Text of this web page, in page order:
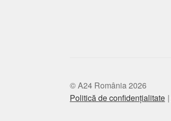
© A24 România 2026
Politică de confidențialitate